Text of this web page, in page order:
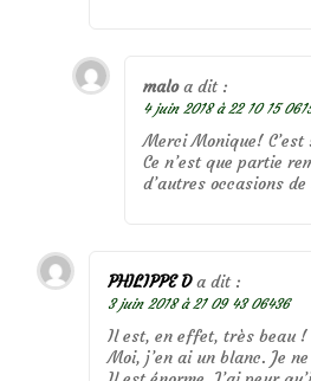
malo a dit :
4 juin 2018 à 22 10 15
Merci Monique!
Ce n’est que partie
d’autres occasions
PHILIPPE D a dit :
3 juin 2018 à 21 09 43 06436
Il est, en effet, très beau !
Moi, j’en ai un blanc. Je